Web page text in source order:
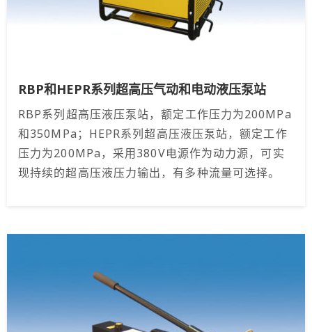
RBP和HEPR系列超高压气动和电动液压泵站
RBP系列超高压液压泵站，额定工作压力为200MPa
和350MPa；HEPR系列超高压液压泵站，额定工作
压力为200MPa，采用380V电源作为动力源，可实
现持续的超高压液压力输出，有多种流量可选择。